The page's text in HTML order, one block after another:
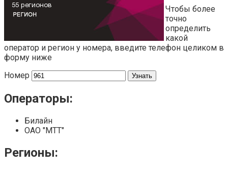
Чтобы более
точно
определить
какой
оператор и регион у номера, введите телефон целиком в
форму ниже
Номер
Операторы:
Билайн
ОАО "МТТ"
Регионы: